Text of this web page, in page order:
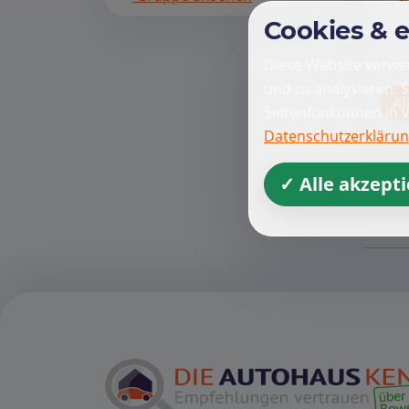
Cookies &
und zu analysieren.
Seitenfunktionen
✓ Alle